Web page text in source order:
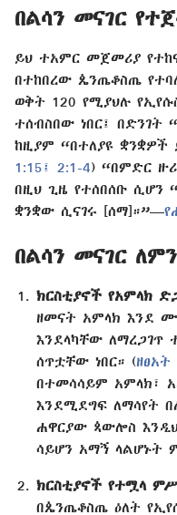
በልሳን መናገር
ይህ ተአምር መጀመሪያ
በተከበረው ጴንጤቆስጤ
ወቅት 120 የሚያህሉ
ተሰብስበው ነበር፤
ከዚያም “በተለያዩ ቋንቋዎች
1:15፤
2:1-4) “በምድር
በዚህ ጊዜ የተሰበሰቡ ሲሆን
ቋንቋው ሲናገሩ [ሰማ]።”—
በልሳን መናገር
ክርስቲያኖች የአምላክ
ዘመናት አምላክ እንደ
እንደላካቸው
ሰጥቷቸው ነበር። (ዘፀአት
በተመሳሳይም አምላክ፣
እንደሚደግፍ ለማሳየት
ሐዋርያው ጳውሎስ
ሳይሆን አማኝ ላልሆኑት
ክርስቲያኖች የተሟላ
በጴንጤቆስጤ ዕለት